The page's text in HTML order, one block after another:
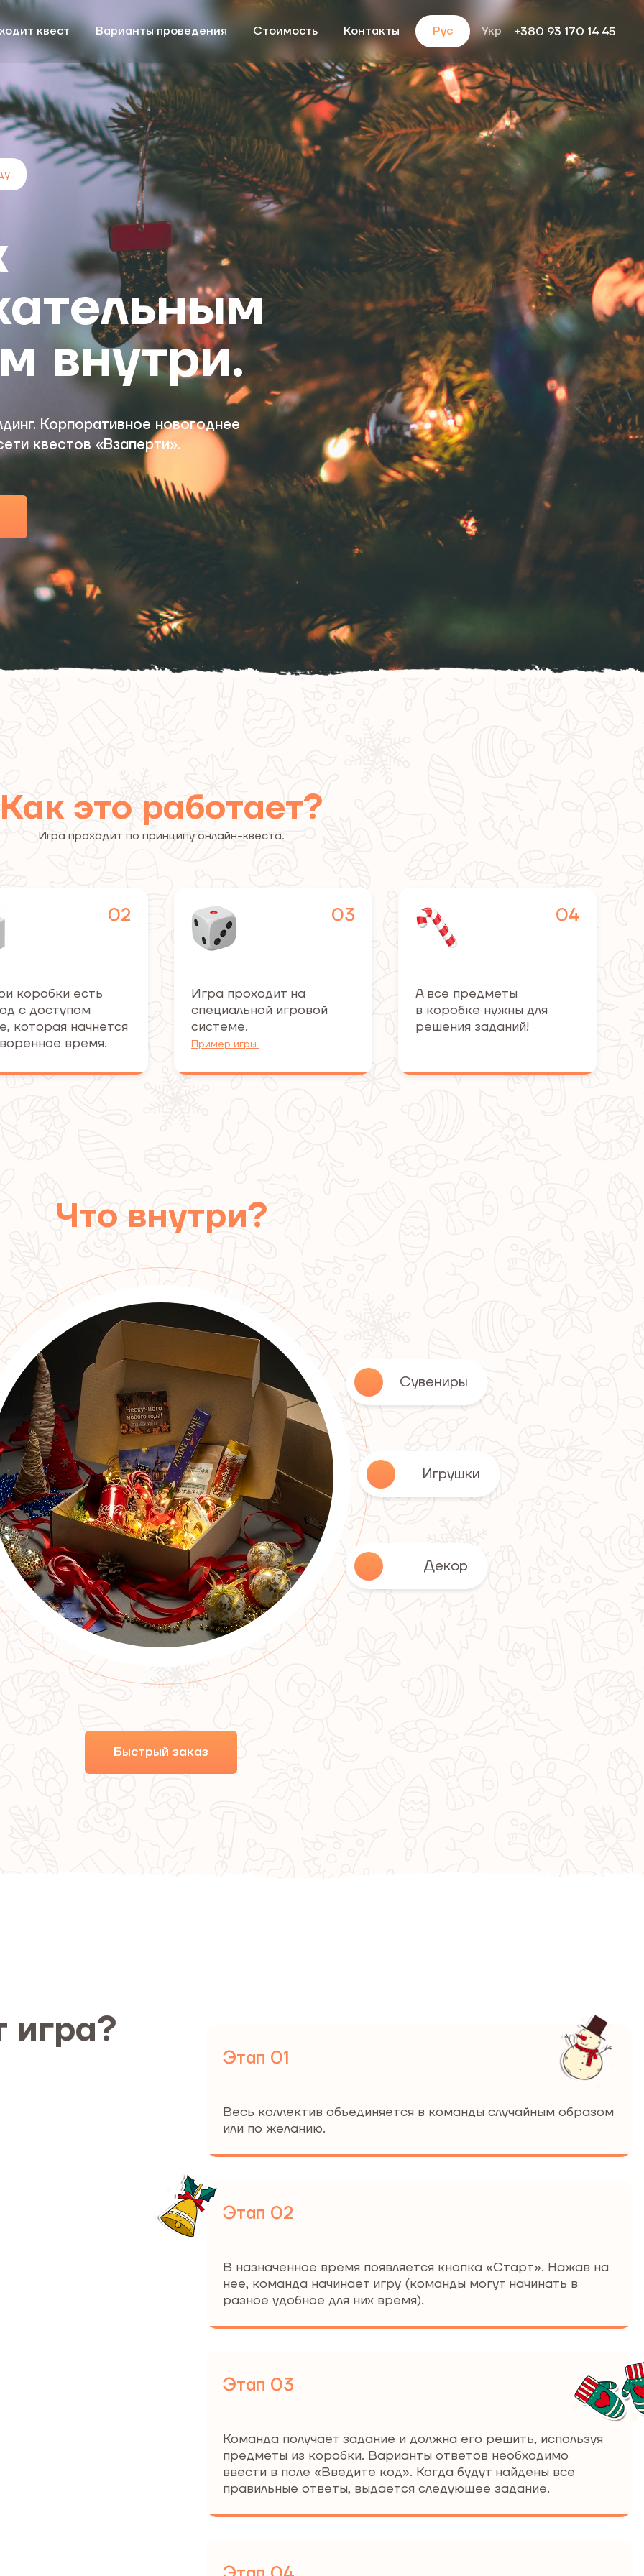
квест Варианты проведения Стоимость Контакты Рус Укр +380 93 170 14 45
внутри.
Корпоративное новогоднее
квестов «Взаперти».
Как это работает?
Игра проходит по принципу онлайн-квеста.
02
коробки есть
с доступом
которая начнется
время.
03
Игра проходит на
специальной игровой
системе.
Пример игры.
04
А все предметы
в коробке нужны для
решения заданий!
Что внутри?
Сувениры
Игрушки
Декор
Быстрый заказ
игра?
Этап 01
Весь коллектив объединяется в команды случайным образом
или по желанию.
Этап 02
В назначенное время появляется кнопка «Старт». Нажав на
нее, команда начинает игру (команды могут начинать в
разное удобное для них время).
Этап 03
Команда получает задание и должна его решить, используя
предметы из коробки. Варианты ответов необходимо
ввести в поле «Введите код». Когда будут найдены все
правильные ответы, выдается следующее задание.